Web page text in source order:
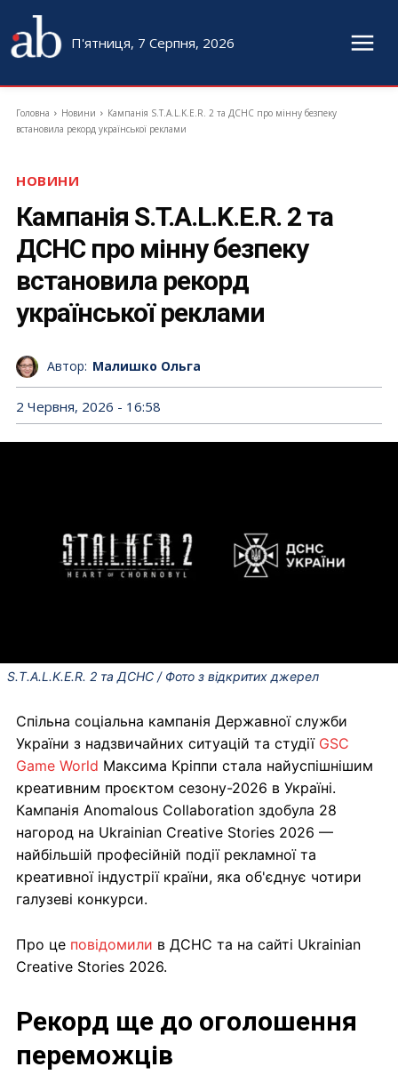
П'ятниця, 7 Серпня, 2026
Головна Новини
Кампанія S.T.A.L.K.E.R. 2 та ДСНС про мінну безпеку
встановила рекорд української реклами
НОВИНИ
Кампанія S.T.A.L.K.E.R. 2 та
ДСНС про мінну безпеку
встановила рекорд
української реклами
Автор: Малишко Ольга
2 Червня, 2026 - 16:58
S.T.A.L.K.E.R. 2 та ДСНС / Фото з відкритих джерел
Спільна соціальна кампанія Державної служби
України з надзвичайних ситуацій та студії GSC
Game World Максима Кріппи стала найуспішнішим
креативним проєктом сезону-2026 в Україні.
Кампанія Anomalous Collaboration здобула 28
нагород на Ukrainian Creative Stories 2026 —
найбільшій професійній події рекламної та
креативної індустрії країни, яка об'єднує чотири
галузеві конкурси.
Про це повідомили в ДСНС та на сайті Ukrainian
Creative Stories 2026.
Рекорд ще до оголошення
переможців